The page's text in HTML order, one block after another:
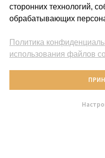
сторонних технологий,
обрабатывающих
Политика
использования файлов